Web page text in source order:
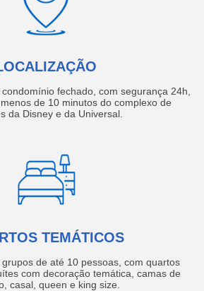
fechado, com segurança 24h,
de 10 minutos do complexo de
da Disney e da Universal.
TEMÁTICOS
de até 10 pessoas, com quartos
com decoração temática, camas de
casal, queen e king size.